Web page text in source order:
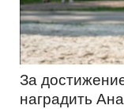
За
наградить